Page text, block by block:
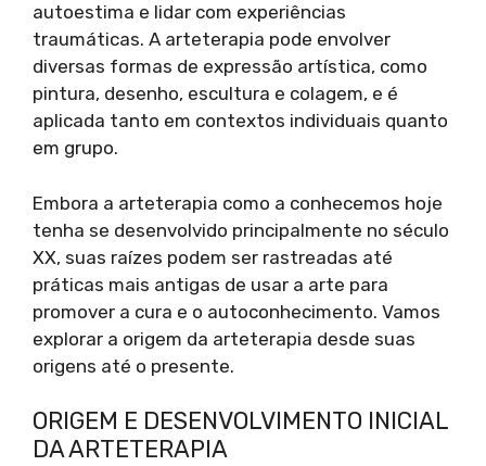
autoestima e lidar com experiências
traumáticas. A arteterapia pode envolver
diversas formas de expressão artística, como
pintura, desenho, escultura e colagem, e é
aplicada tanto em contextos individuais quanto
em grupo.
Embora a arteterapia como a conhecemos hoje
tenha se desenvolvido principalmente no século
XX, suas raízes podem ser rastreadas até
práticas mais antigas de usar a arte para
promover a cura e o autoconhecimento. Vamos
explorar a origem da arteterapia desde suas
origens até o presente.
ORIGEM E DESENVOLVIMENTO INICIAL
DA ARTETERAPIA